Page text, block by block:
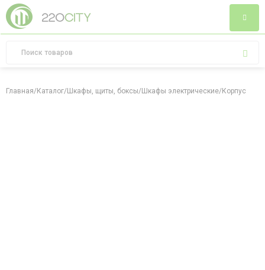
Главная/Каталог/Шкафы, щиты, боксы/Шкафы электрические/Корпус